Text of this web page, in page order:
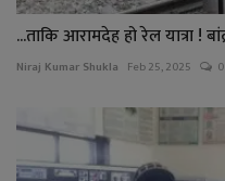
...ताकि आरामदेह हो रेल यात्रा !
Niraj Kumar Shukla Feb 25, 2025 0